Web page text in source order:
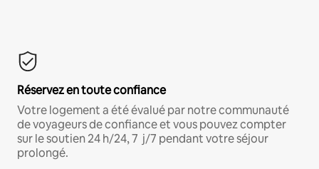
Réservez en toute confiance
Votre logement a été évalué par notre communauté
de voyageurs de confiance et vous pouvez compter
sur le soutien 24 h/24, 7 j/7 pendant votre séjour
prolongé.